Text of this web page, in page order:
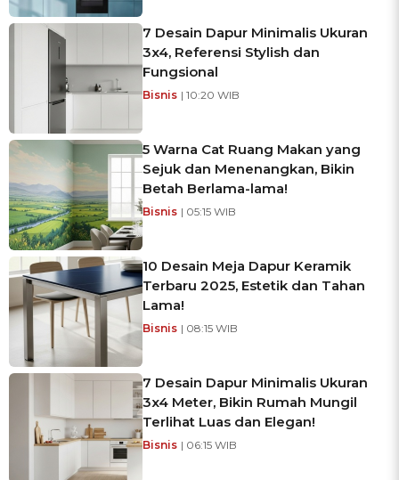
7 Desain Dapur Minimalis Ukuran
3x4, Referensi Stylish dan
Fungsional
Bisnis | 10:20 WIB
5 Warna Cat Ruang Makan yang
Sejuk dan Menenangkan, Bikin
Betah Berlama-lama!
Bisnis | 05:15 WIB
10 Desain Meja Dapur Keramik
Terbaru 2025, Estetik dan Tahan
Lama!
Bisnis | 08:15 WIB
7 Desain Dapur Minimalis Ukuran
3x4 Meter, Bikin Rumah Mungil
Terlihat Luas dan Elegan!
Bisnis | 06:15 WIB